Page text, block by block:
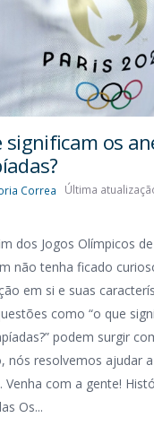
significam os
Correa Última
dos Jogos Olímpicos
não tenha ficado
em si e suas
como “o que
podem surgir
nós resolvemos ajudar
Venha com a gente!
Os...